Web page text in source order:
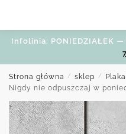
Infolinia: PONIEDZIAŁEK —
Strona główna / sklep /
Nigdy nie odpuszczaj w